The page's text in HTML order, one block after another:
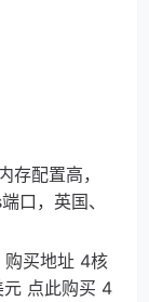
配置高，
口，英国、
买地址 4核
点此购买 4